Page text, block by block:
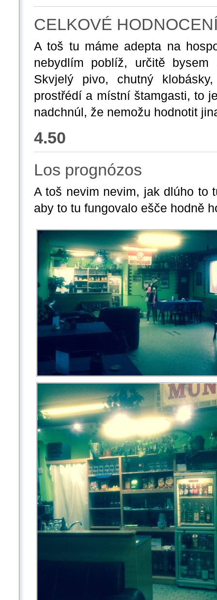
CELKOVÉ
A toš tu máme adepta na
nebydlím poblíž, určitě
Skvjelý pivo, chutný
prostřédí a místní štamgasti, to
nadchnúl, že nemožu hodnotit
4.50
Los prognózos
A toš nevim nevim, jak dlúho to
aby to tu fungovalo ešče hodně